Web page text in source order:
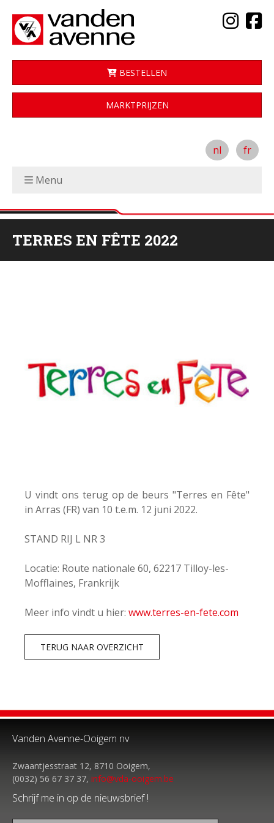
BESTELLEN
MARKTPRIJZEN
nl fr
Menu
TERRES EN FÊTE 2022
U vindt ons terug op de beurs "Terres en Fête"
in Arras (FR) van 10 t.e.m. 12 juni 2022.
STAND RIJ L NR 3
Locatie: Route nationale 60, 62217 Tilloy-les-
Mofflaines, Frankrijk
Meer info vindt u hier: www.terres-en-fete.com
TERUG NAAR OVERZICHT
Vanden Avenne-Ooigem nv
Zwaantjesstraat 12, 8710 Ooigem,
(0032) 56 67 37 37, info@vda-ooigem.be
Schrijf me in op de nieuwsbrief !